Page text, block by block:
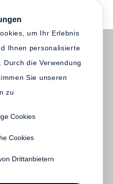
um Ihr Erlebnis
Ihnen personalisierte
die Verwendung
Sie unseren
zu
Cookies
Cookies
Drittanbietern